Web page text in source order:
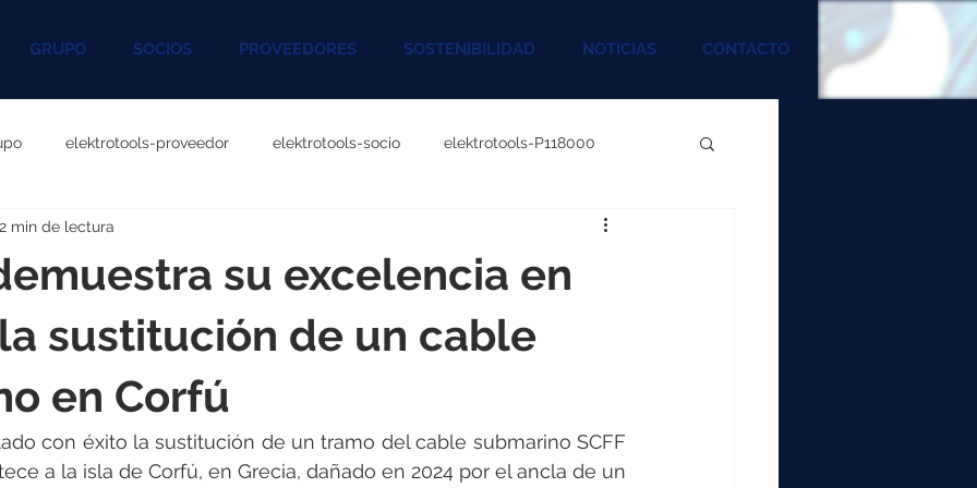
GRUPO SOCIOS PROVEEDORES SOSTENIBILIDAD NOTICIAS CONTACTO
elektrotools-proveedor elektrotools-socio elektrotools-P118000
P060000
P096000 elektrotools-P041000 elektrotools-P083000
P046000 elektrotools-P121000
su excelencia en
sustitución de un cable
en Corfú
2 min de lectura
con éxito la sustitución de un tramo del cable submarino SCFF
a la isla de Corfú, en Grecia, dañado en 2024 por el ancla de un